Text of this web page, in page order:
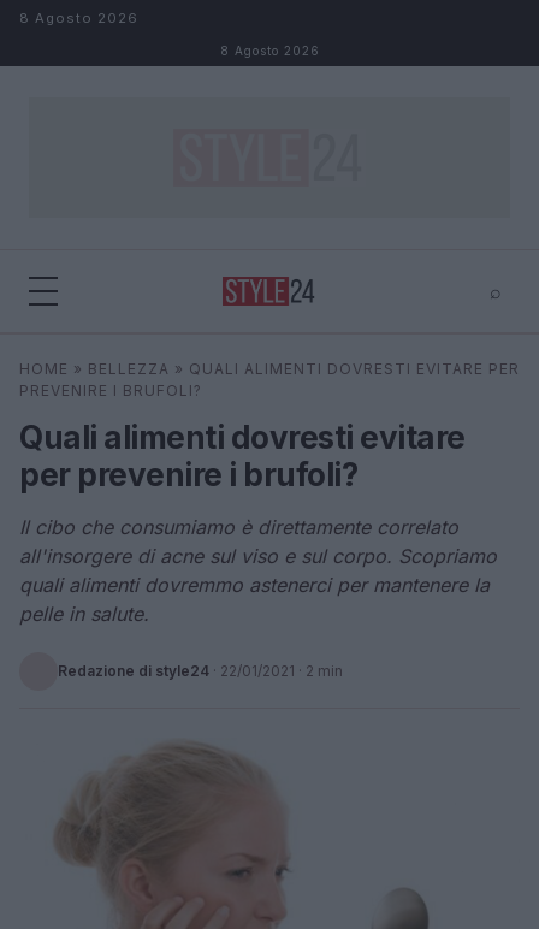
Salta al contenuto
8 Agosto 2026
8 Agosto 2026
⌕
Cerca ⌕ ×
HOME » BELLEZZA » QUALI ALIMENTI DOVRESTI EVITARE PER
PREVENIRE I BRUFOLI?
Quali alimenti dovresti evitare
per prevenire i brufoli?
Il cibo che consumiamo è direttamente correlato
all'insorgere di acne sul viso e sul corpo. Scopriamo
quali alimenti dovremmo astenerci per mantenere la
pelle in salute.
Redazione di style24 · 22/01/2021 · 2 min